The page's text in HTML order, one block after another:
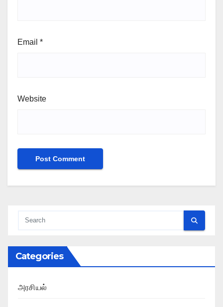
Email *
Website
Categories
அரசியல்